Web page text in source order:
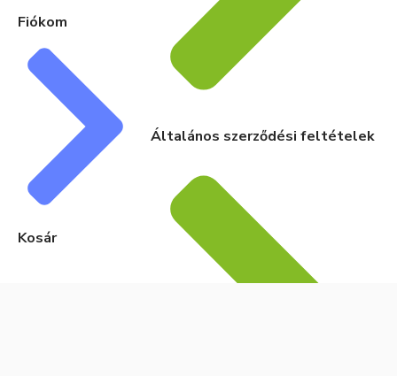
Fiókom
Kosár
Általános szerződési feltételek